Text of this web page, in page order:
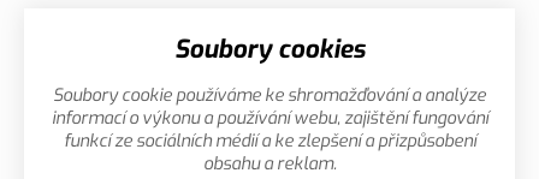
Soubory cookies
Soubory cookie používáme ke shromažďování a analýze
informací o výkonu a používání webu, zajištění fungování
funkcí ze sociálních médií a ke zlepšení a přizpůsobení
obsahu a reklam.